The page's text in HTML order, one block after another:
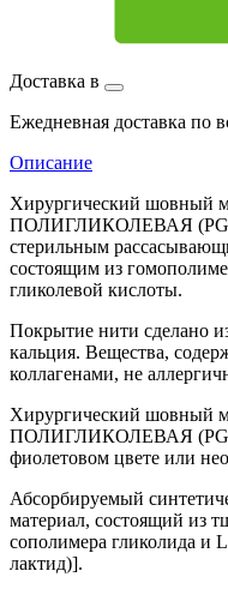
Доставка в
Ежедневная доставка по
Описание
Хирургический шовный
ПОЛИГЛИКОЛЕВАЯ
стерильным
состоящим из
гликолевой кислоты.
Покрытие нити сделано
кальция. Вещества,
коллагенами, не
Хирургический шовный
ПОЛИГЛИКОЛЕВАЯ
фиолетовом цвете или
Абсорбируемый
материал, состоящий из
сополимера гликолида и
лактид)].